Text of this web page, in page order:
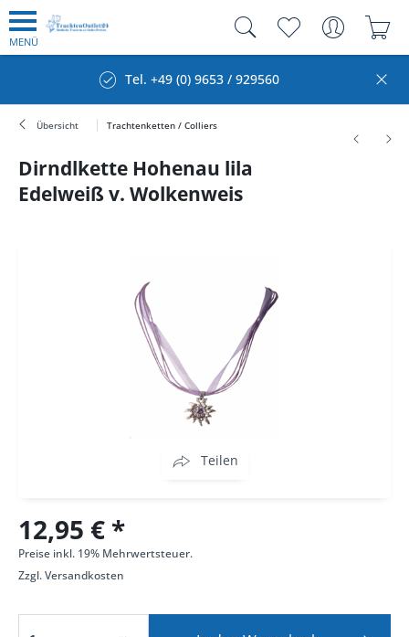
MENÜ
Tel. +49 (0) 9653 / 929560
Übersicht Trachtenketten / Colliers
Dirndlkette Hohenau lila
Edelweiß v. Wolkenweis
Teilen
12,95 € *
Preise inkl. 19% Mehrwertsteuer.
Zzgl.Versandkosten